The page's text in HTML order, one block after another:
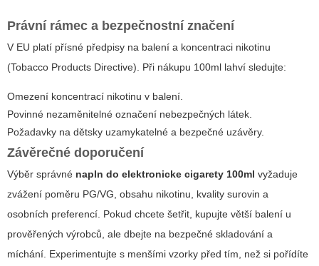
Právní rámec a bezpečnostní značení
V EU platí přísné předpisy na balení a koncentraci nikotinu
(Tobacco Products Directive). Při nákupu 100ml lahví sledujte:
Omezení koncentrací nikotinu v balení.
Povinné nezaměnitelné označení nebezpečných látek.
Požadavky na dětsky uzamykatelné a bezpečné uzávěry.
Závěrečné doporučení
Výběr správné napln do elektronicke cigarety 100ml vyžaduje
zvážení poměru PG/VG, obsahu nikotinu, kvality surovin a
osobních preferencí. Pokud chcete šetřit, kupujte větší balení u
prověřených výrobců, ale dbejte na bezpečné skladování a
míchání. Experimentujte s menšími vzorky před tím, než si pořídíte